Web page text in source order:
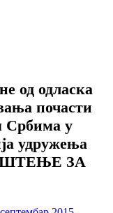
од одласка
почасти
Србима у
удружења
ЗА